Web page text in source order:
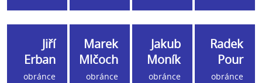
Jiří
Erban
obránce
Marek
Mlčoch
obránce
Jakub
Moník
obránce
Radek
Pour
obránce